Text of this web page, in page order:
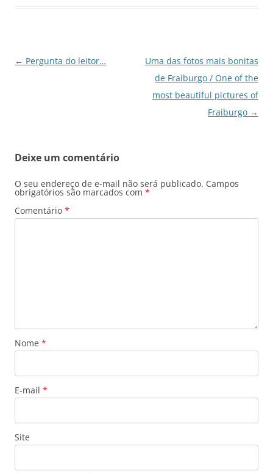
Navegação
← Pergunta do leitor…
Uma das fotos mais bonitas
de Fraiburgo / One of the
most beautiful pictures of
Fraiburgo →
Deixe um comentário
O seu endereço de e-mail não será publicado. Campos
obrigatórios são marcados com *
Comentário *
Nome *
E-mail *
Site